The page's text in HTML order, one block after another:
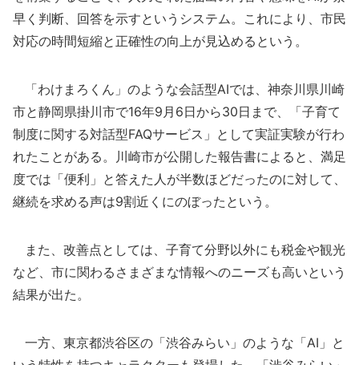
早く判断、回答を示すというシステム。これにより、市民
対応の時間短縮と正確性の向上が見込めるという。
「わけまろくん」のような会話型AIでは、神奈川県川崎
市と静岡県掛川市で16年9月6日から30日まで、「子育て
制度に関する対話型FAQサービス」として実証実験が行わ
れたことがある。川崎市が公開した報告書によると、満足
度では「便利」と答えた人が半数ほどだったのに対して、
継続を求める声は9割近くにのぼったという。
また、改善点としては、子育て分野以外にも税金や観光
など、市に関わるさまざまな情報へのニーズも高いという
結果が出た。
一方、東京都渋谷区の「渋谷みらい」のような「AI」と